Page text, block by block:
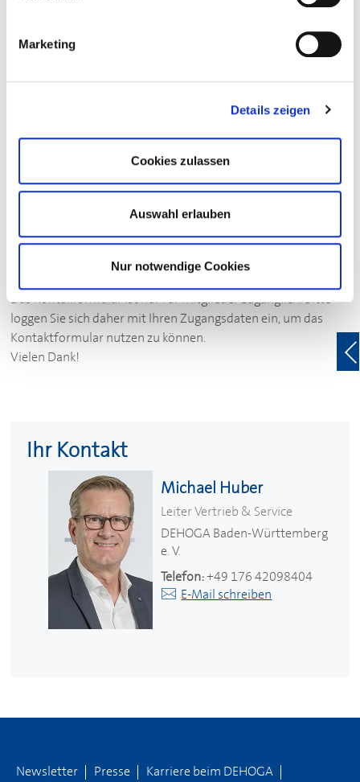
Marketing
Details zeigen
Cookies zulassen
Auswahl erlauben
Nur notwendige Cookies
Mitglieder?
Loggen Sie sich hier ein und finden Sie es heraus!
Login zum exklusiven Sparvorteil
Ihre Kontaktmöglichkeit zu diesem
DEHOGA
Das Kontakformular ist nur für Mitglieder zugänglich. Bitte
loggen Sie sich daher mit Ihren Zugangsdaten ein, um das
Kontaktformular nutzen zu können.
Vielen Dank!
Ihr Kontakt
Michael Huber
Leiter Vertrieb & Service
DEHOGABaden-Württemberg
e. V.
Telefon:+49 176 42098404
E-Mail schreiben
Newsletter Presse Karriere beim DEHOGA